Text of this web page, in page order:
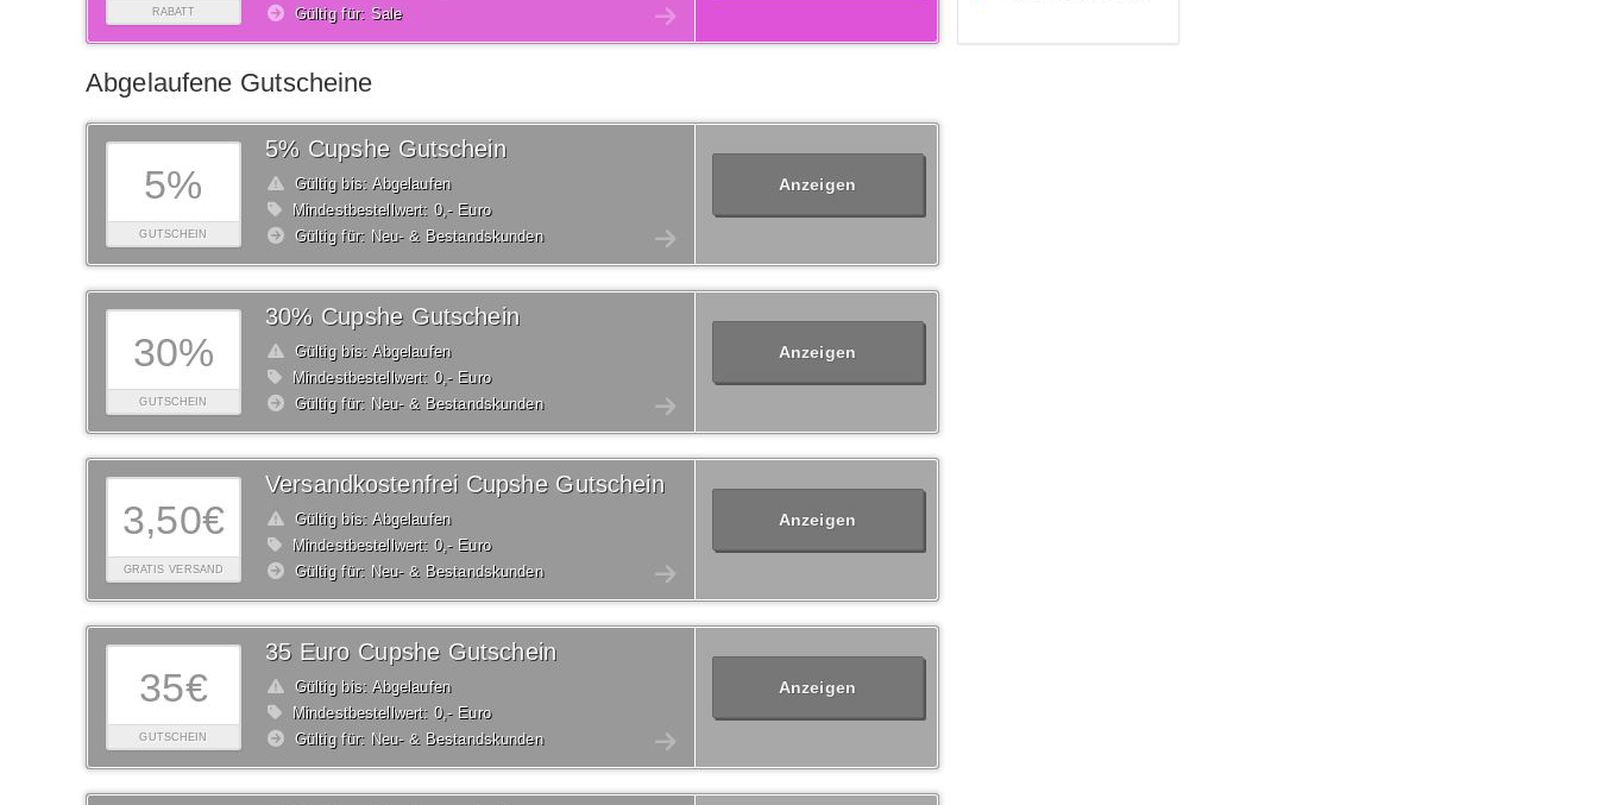
RABATT
Gültig für: Sale
Abgelaufene Gutscheine
5%
GUTSCHEIN
5% Cupshe Gutschein
Gültig bis: Abgelaufen
Mindestbestellwert: 0,- Euro
Gültig für: Neu- & Bestandskunden
Anzeigen
30%
GUTSCHEIN
30% Cupshe Gutschein
Gültig bis: Abgelaufen
Mindestbestellwert: 0,- Euro
Gültig für: Neu- & Bestandskunden
Anzeigen
3,50€
GRATIS VERSAND
Versandkostenfrei Cupshe Gutschein
Gültig bis: Abgelaufen
Mindestbestellwert: 0,- Euro
Gültig für: Neu- & Bestandskunden
Anzeigen
35€
GUTSCHEIN
35 Euro Cupshe Gutschein
Gültig bis: Abgelaufen
Mindestbestellwert: 0,- Euro
Gültig für: Neu- & Bestandskunden
Anzeigen